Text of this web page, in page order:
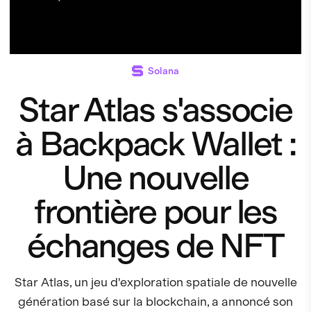
Solana
Star Atlas s'associe
à Backpack Wallet :
Une nouvelle
frontière pour les
échanges de NFT
Star Atlas, un jeu d'exploration spatiale de nouvelle
génération basé sur la blockchain, a annoncé son